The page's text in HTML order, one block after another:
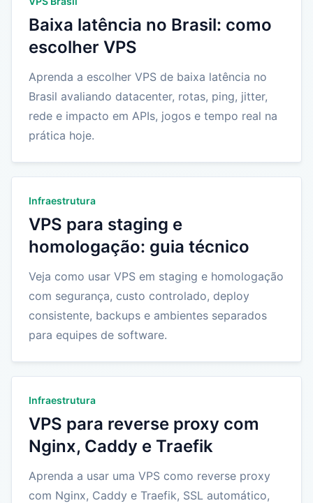
Baixa latência no Brasil: como
escolher VPS
Aprenda a escolher VPS de baixa latência no
Brasil avaliando datacenter, rotas, ping, jitter,
rede e impacto em APIs, jogos e tempo real na
prática hoje.
Infraestrutura
VPS para staging e
homologação: guia técnico
Veja como usar VPS em staging e homologação
com segurança, custo controlado, deploy
consistente, backups e ambientes separados
para equipes de software.
Infraestrutura
VPS para reverse proxy com
Nginx, Caddy e Traefik
Aprenda a usar uma VPS como reverse proxy
com Nginx, Caddy e Traefik, SSL automático,